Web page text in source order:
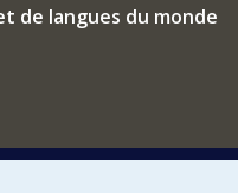
de langues du monde